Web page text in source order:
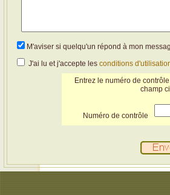
M'aviser si quelqu'un répond à mon
J'ai lu et j'accepte les conditions
Entrez le numéro de
champ
Numéro de contrôle